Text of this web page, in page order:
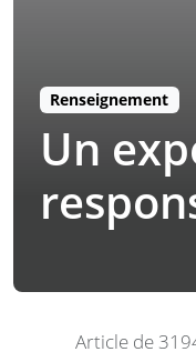
Renseignement
Un
Article de